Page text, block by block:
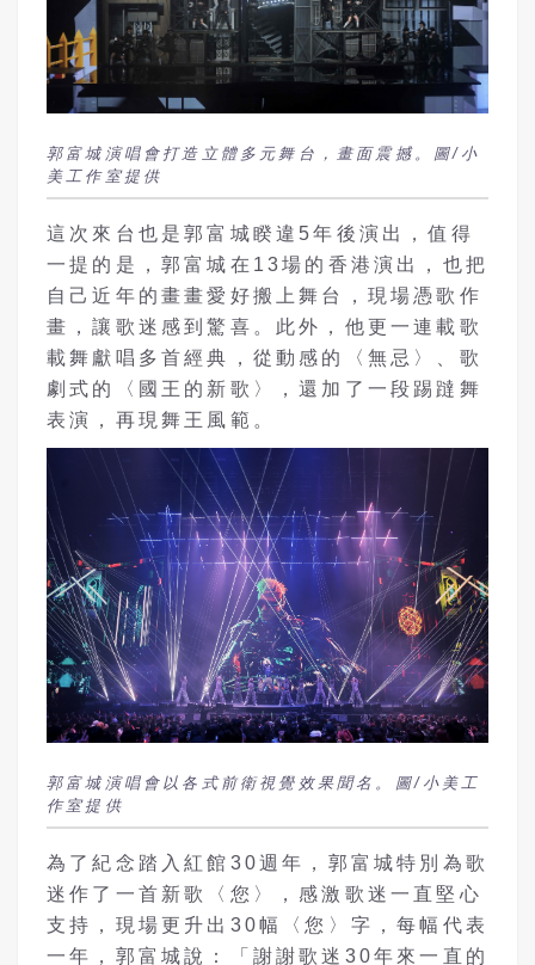
郭富城演唱會打造立體多元舞台，畫面震撼。圖/小
美工作室提供
這次來台也是郭富城睽違5年後演出，值得
一提的是，郭富城在13場的香港演出，也把
自己近年的畫畫愛好搬上舞台，現場憑歌作
畫，讓歌迷感到驚喜。此外，他更一連載歌
載舞獻唱多首經典，從動感的〈無忌〉、歌
劇式的〈國王的新歌〉，還加了一段踢躂舞
表演，再現舞王風範。
郭富城演唱會以各式前衛視覺效果聞名。圖/小美工
作室提供
為了紀念踏入紅館30週年，郭富城特別為歌
迷作了一首新歌〈您〉，感激歌迷一直堅心
支持，現場更升出30幅〈您〉字，每幅代表
一年，郭富城說：「謝謝歌迷30年來一直的